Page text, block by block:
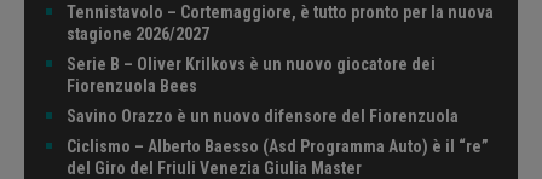
Tennistavolo – Cortemaggiore, è tutto pronto per la nuova
stagione 2026/2027
Serie B – Oliver Krilkovs è un nuovo giocatore dei
Fiorenzuola Bees
Savino Orazzo è un nuovo difensore del Fiorenzuola
Ciclismo – Alberto Baesso (Asd Programma Auto) è il “re”
del Giro del Friuli Venezia Giulia Master